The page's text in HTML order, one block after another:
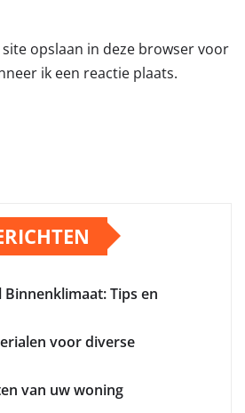
opslaan in deze browser voor
ik een reactie plaats.
Tips en
voor diverse
van uw woning